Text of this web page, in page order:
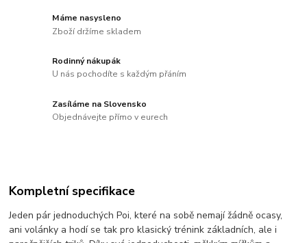
Máme nasysleno
Zboží držíme skladem
Rodinný nákupák
U nás pochodíte s každým přáním
Zasíláme na Slovensko
Objednávejte přímo v eurech
Kompletní specifikace
Jeden pár jednoduchých Poi, které na sobě nemají žádně ocasy,
ani volánky a hodí se tak pro klasický trénink základních, ale i